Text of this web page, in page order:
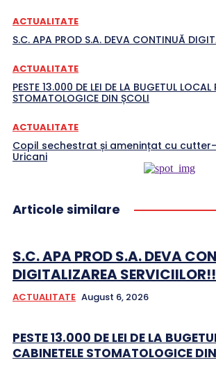
ACTUALITATE
S.C. APA PROD S.A. DEVA CONTINUĂ
ACTUALITATE
PESTE 13.000 DE LEI DE LA BUGETUL LOCAL
STOMATOLOGICE DIN ȘCOLI
ACTUALITATE
Copil sechestrat și amenințat cu
Uricani
Articole similare
S.C. APA PROD S.A. DEVA
DIGITALIZAREA
ACTUALITATE August 6, 2026
PESTE 13.000 DE LEI DE LA
CABINETELE STOMATOLOGICE